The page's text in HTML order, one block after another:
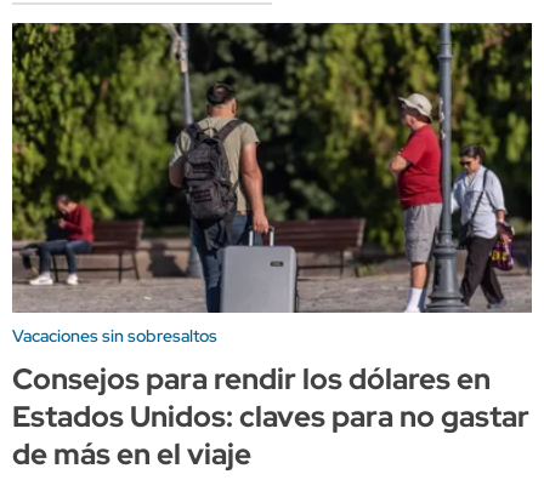
Vacaciones sin sobresaltos
Consejos para rendir los dólares en
Estados Unidos: claves para no gastar
de más en el viaje